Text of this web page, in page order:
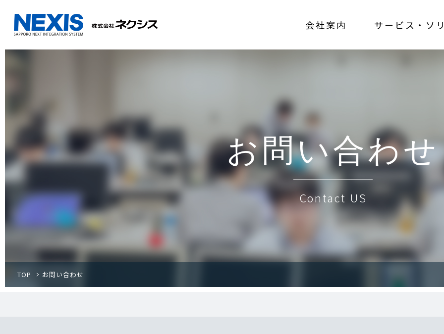
会社案内 サービス・ソ
お問い合わせ
Contact US
TOP お問い合わせ